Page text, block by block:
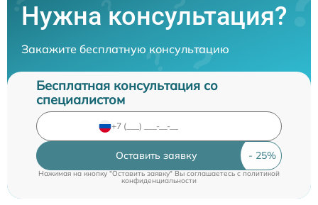
Нужна консультация?
Закажите бесплатную консультацию
Бесплатная консультация со
специалистом
Оставить заявку
Нажимая на кнопку "Оставить заявку" Вы соглашаетесь cполитикой
конфиденциальности